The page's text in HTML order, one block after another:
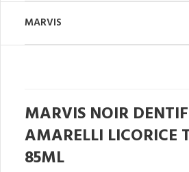
MARVIS
MARVIS NOIR
AMARELLI LICORICE
85ML